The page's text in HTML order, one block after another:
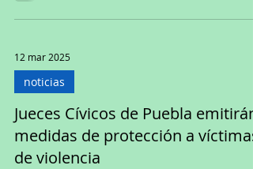
12 mar 2025
noticias
Jueces Cívicos de Puebla emitirán
medidas de protección a víctimas
de violencia